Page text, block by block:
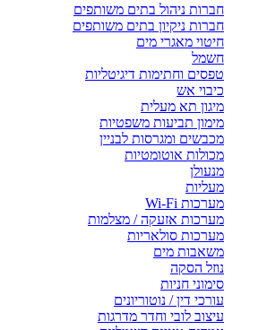
חברות ניהול בתים משותפים
חברות ניקיון בתים משותפים
חיטוי מאגרי מים
חשמל
טפסים וחתימות דיגיטליות
כיבוי אש
מיגון תא מעלית
מימון תביעות משפטיות
מכבשים ומגרסות לבניין
מכולות אוטומטיות
מנעולן
מעליות
מערכות Wi-Fi
מערכות אזעקה / מצלמות
מערכות סולאריות
משאבות מים
נוזל הסקה
סימוני חניות
עורכי דין / נוטוריונים
עיצוב לובי וחדר מדרגות